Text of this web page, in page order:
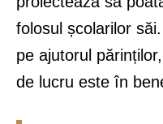
folosul școlarilor
pe ajutorul
de lucru este în